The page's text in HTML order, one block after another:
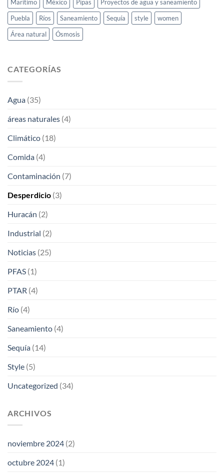
Marítimo México Pipas
Proyectos de agua y saneamiento
Puebla
Ríos Saneamiento Sequía style
women
Área natural
Ósmosis
CATEGORÍAS
Agua (35)
áreas naturales (4)
Climático (18)
Comida (4)
Contaminación (7)
Desperdicio (3)
Huracán (2)
Industrial (2)
Noticias (25)
PFAS (1)
PTAR (4)
Río (4)
Saneamiento (4)
Sequía (14)
Style (5)
Uncategorized (34)
ARCHIVOS
noviembre 2024 (2)
octubre 2024 (1)